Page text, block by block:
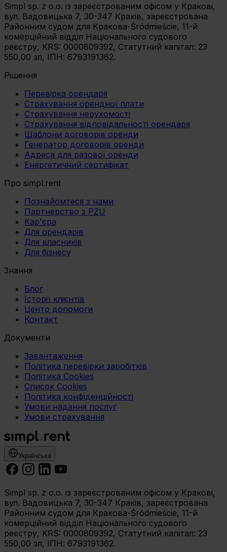
Simpl sp. z o.o. із зареєстрованим офісом у Кракові,
вул. Вадовицька 7, 30-347 Краків, зареєстрована
Районним судом для Кракова-Śródmieście, 11-й
комерційний відділ Національного судового
реєстру, KRS: 0000809392, Статутний капітал: 23
550,00 зл, ІПН: 6793191362.
Рішення
Перевірка орендаря
Страхування орендної плати
Страхування нерухомості
Страхування відповідальності орендаря
Шаблони договорів оренди
Генератор договорів оренди
Адреса для разової оренди
Енергетичний сертифікат
Про simpl.rent
Познайомтеся з нами
Партнерство з PZU
Кар'єра
Для орендарів
Для власників
Для бізнесу
Знання
Блог
Історії клієнтів
Центр допомоги
Контакт
Документи
Завантаження
Політика перевірки заробітків
Політика Cookies
Список Cookies
Політика конфіденційності
Умови надання послуг
Умови страхування
Українська
Simpl sp. z o.o. із зареєстрованим офісом у Кракові,
вул. Вадовицька 7, 30-347 Краків, зареєстрована
Районним судом для Кракова-Śródmieście, 11-й
комерційний відділ Національного судового
реєстру, KRS: 0000809392, Статутний капітал: 23
550,00 зл, ІПН: 6793191362.